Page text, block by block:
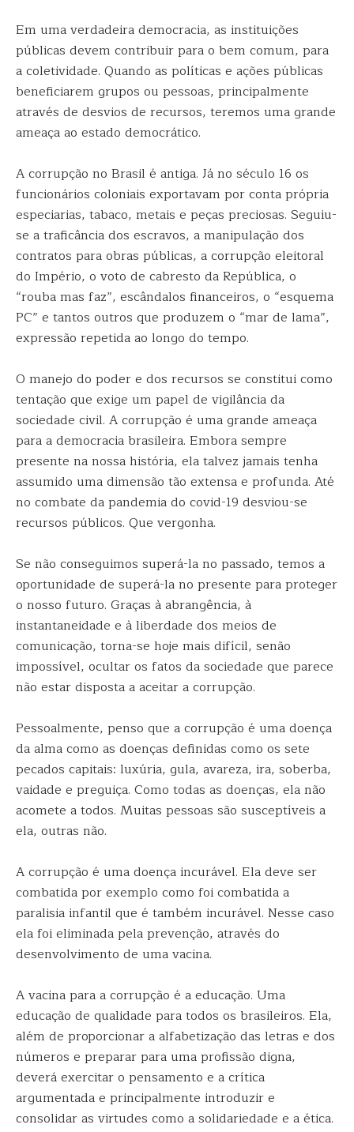
Em uma verdadeira democracia, as instituições
públicas devem contribuir para o bem comum, para
a coletividade. Quando as políticas e ações públicas
beneficiarem grupos ou pessoas, principalmente
através de desvios de recursos, teremos uma grande
ameaça ao estado democrático.
A corrupção no Brasil é antiga. Já no século 16 os
funcionários coloniais exportavam por conta própria
especiarias, tabaco, metais e peças preciosas. Seguiu-
se a traficância dos escravos, a manipulação dos
contratos para obras públicas, a corrupção eleitoral
do Império, o voto de cabresto da República, o
“rouba mas faz”, escândalos financeiros, o “esquema
PC” e tantos outros que produzem o “mar de lama”,
expressão repetida ao longo do tempo.
O manejo do poder e dos recursos se constitui como
tentação que exige um papel de vigilância da
sociedade civil. A corrupção é uma grande ameaça
para a democracia brasileira. Embora sempre
presente na nossa história, ela talvez jamais tenha
assumido uma dimensão tão extensa e profunda. Até
no combate da pandemia do covid-19 desviou-se
recursos públicos. Que vergonha.
Se não conseguimos superá-la no passado, temos a
oportunidade de superá-la no presente para proteger
o nosso futuro. Graças à abrangência, à
instantaneidade e à liberdade dos meios de
comunicação, torna-se hoje mais difícil, senão
impossível, ocultar os fatos da sociedade que parece
não estar disposta a aceitar a corrupção.
Pessoalmente, penso que a corrupção é uma doença
da alma como as doenças definidas como os sete
pecados capitais: luxúria, gula, avareza, ira, soberba,
vaidade e preguiça. Como todas as doenças, ela não
acomete a todos. Muitas pessoas são susceptíveis a
ela, outras não.
A corrupção é uma doença incurável. Ela deve ser
combatida por exemplo como foi combatida a
paralisia infantil que é também incurável. Nesse caso
ela foi eliminada pela prevenção, através do
desenvolvimento de uma vacina.
A vacina para a corrupção é a educação. Uma
educação de qualidade para todos os brasileiros. Ela,
além de proporcionar a alfabetização das letras e dos
números e preparar para uma profissão digna,
deverá exercitar o pensamento e a crítica
argumentada e principalmente introduzir e
consolidar as virtudes como a solidariedade e a ética.